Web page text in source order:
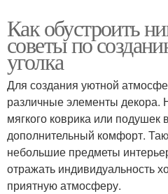
Как обустроить
советы по
уголка
Для создания уютной
различные элементы декора.
мягкого коврика или
дополнительный комфорт.
небольшие предметы
отражать индивидуальность
приятную атмосферу.